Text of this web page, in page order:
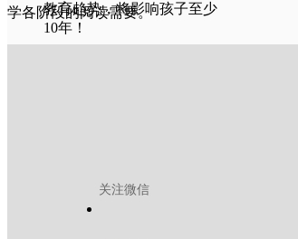
学各阶段的阅读需要。
如把《牛津阅读树》Decode & Develop
教育趋势，将影响孩子至少
10年！
关注微信